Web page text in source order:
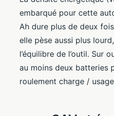
embarqué pour cette
Ah dure plus de deux
elle pèse aussi plus
l’équilibre de l’outil. Sur
au moins deux batteries
roulement charge /